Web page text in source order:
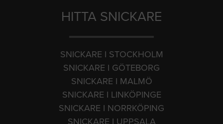
HITTA SNICKARE
SNICKARE I STOCKHOLM
SNICKARE I GÖTEBORG
SNICKARE I MALMÖ
SNICKARE I LINKÖPINGE
SNICKARE I NORRKÖPING
SNICKARE I UPPSALA